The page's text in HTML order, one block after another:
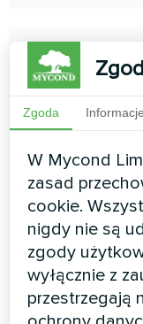
System
serii HP
Mycond BreezMe
fabrycznie
systemem pompy
obrotowego
ciepła tworzy
Zgoda Informacje
W Mycond
zasad
cookie.
nigdy nie są
zgody
wyłącznie z
przestrzegają